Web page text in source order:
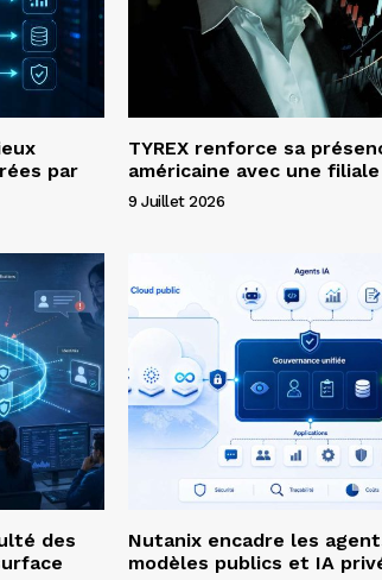
par
TYREX renforce sa
américaine avec une
9 Juillet 2026
des
Nutanix encadre les
modèles publics et IA